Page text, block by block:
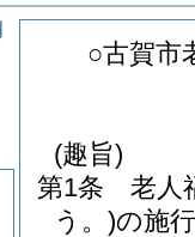
○古賀市
(趣旨)
第1条
老人
う。)の施